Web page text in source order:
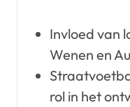
Invloed van
Wenen en
rol in het